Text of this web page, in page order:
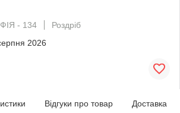
- 134
Роздріб
2026
Відгуки про товар Доставка